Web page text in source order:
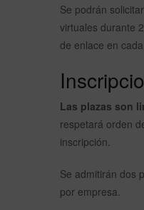
Se podrán
virtuales durante
de enlace en
Las plazas son
respetará orden
inscripción.
Se admitirán dos
por empresa.